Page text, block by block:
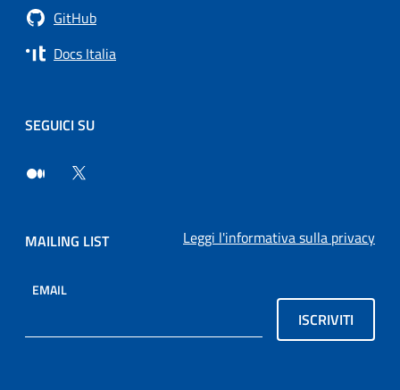
GitHub
Docs Italia
SEGUICI SU
MAILING LIST Leggi l'informativa sulla privacy
EMAIL
ISCRIVITI